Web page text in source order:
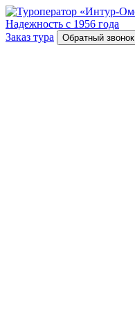
Надежность с 1956 года
Заказ тура
Обратный звонок